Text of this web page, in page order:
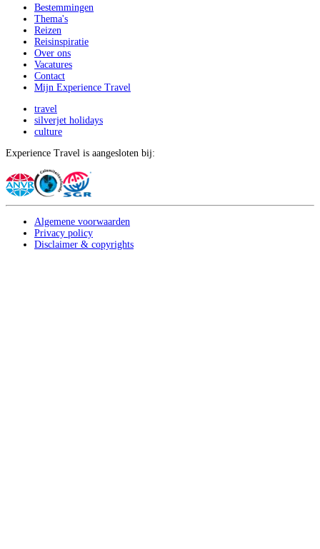
Bestemmingen
Thema's
Reizen
Reisinspiratie
Over ons
Vacatures
Contact
Mijn Experience Travel
travel
silverjet holidays
culture
Experience Travel is aangesloten bij:
Algemene voorwaarden
Privacy policy
Disclaimer & copyrights